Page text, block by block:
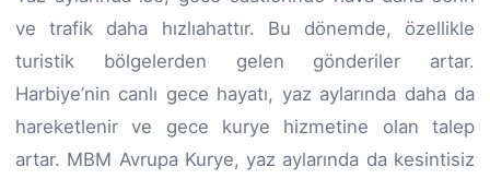
ve trafik daha hızlıahattır. Bu dönemde, özellikle
turistik bölgelerden gelen gönderiler artar.
Harbiye’nin canlı gece hayatı, yaz aylarında daha da
hareketlenir ve gece kurye hizmetine olan talep
artar. MBM Avrupa Kurye, yaz aylarında da kesintisiz